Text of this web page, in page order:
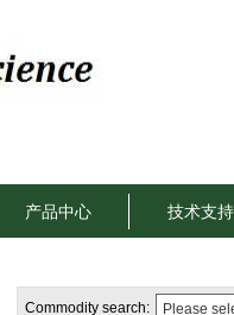
产品中心 技术支持
Commodity search: Please